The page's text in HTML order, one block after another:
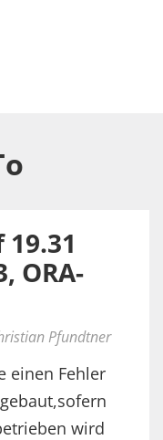
ORA-
Pfundtner
einen Fehler
wird